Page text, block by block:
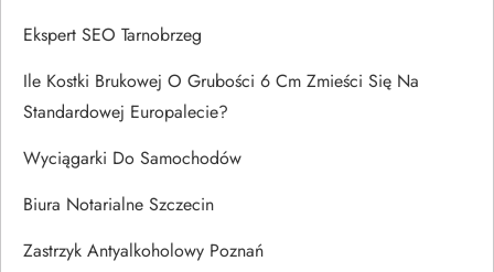
Ekspert SEO Tarnobrzeg
Ile Kostki Brukowej O Grubości 6 Cm Zmieści Się Na
Standardowej Europalecie?
Wyciągarki Do Samochodów
Biura Notarialne Szczecin
Zastrzyk Antyalkoholowy Poznań